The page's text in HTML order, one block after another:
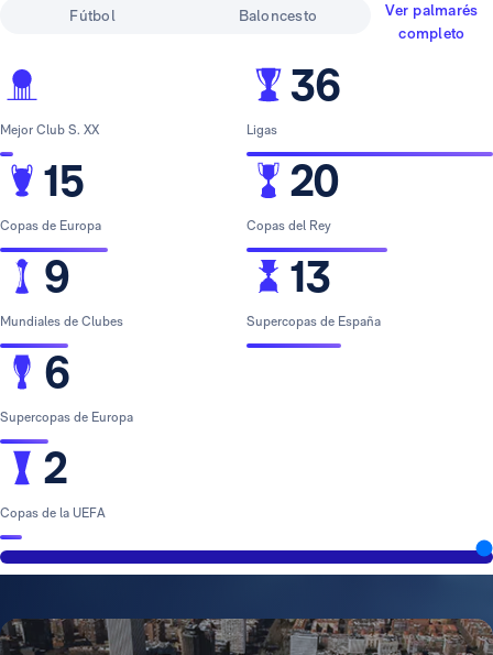
Fútbol Baloncesto
Ver palmarés
completo
Mejor Club S. XX
15
Copas de Europa
9
Mundiales de Clubes
6
Supercopas de Europa
2
Copas de la UEFA
36
Ligas
20
Copas del Rey
13
Supercopas de España